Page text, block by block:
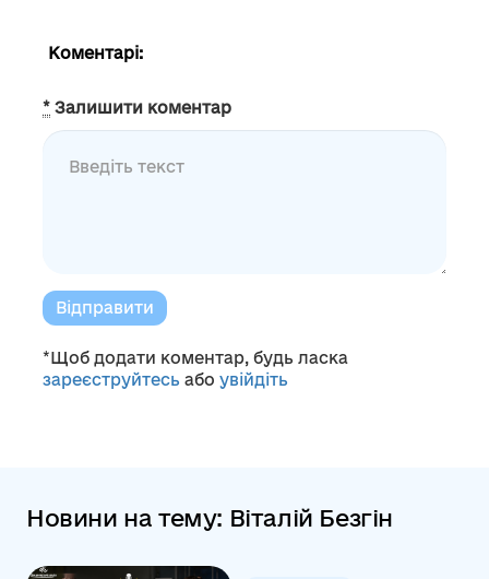
Коментарі:
* Залишити коментар
Відправити
*Щоб додати коментар, будь ласка
зареєструйтесь або увійдіть
Новини на тему: Віталій Безгін